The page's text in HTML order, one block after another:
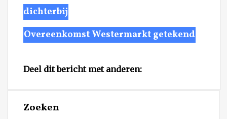
dichterbij
Overeenkomst Westermarkt getekend
Deel dit bericht met anderen:
Zoeken